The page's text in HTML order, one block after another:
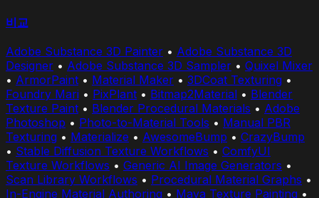
비교
Adobe Substance 3D Painter • Adobe Substance 3D
Designer • Adobe Substance 3D Sampler • Quixel Mixer
• ArmorPaint • Material Maker • 3DCoat Texturing •
Foundry Mari • PixPlant • Bitmap2Material • Blender
Texture Paint • Blender Procedural Materials • Adobe
Photoshop • Photo-to-Material Tools • Manual PBR
Texturing • Materialize • AwesomeBump • CrazyBump
• Stable Diffusion Texture Workflows • ComfyUI
Texture Workflows • Generic AI Image Generators •
Scan Library Workflows • Procedural Material Graphs •
In-Engine Material Authoring • Maya Texture Painting •